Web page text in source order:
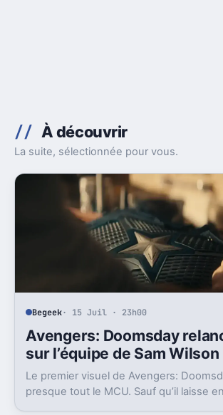
À découvrir
La suite, sélectionnée pour vous.
Begeek· 15 Juil · 23h00
Avengers: Doomsday
sur l’équipe de Sam Wilson
Le premier visuel de Avengers:
presque tout le MCU. Sauf qu’il laisse